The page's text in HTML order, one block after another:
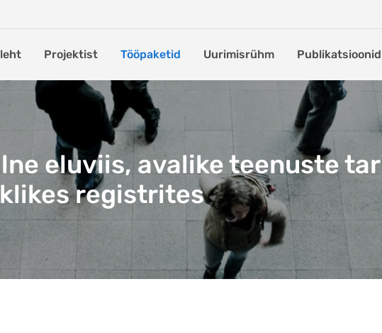
Projektist Tööpaketid Uurimisrühm Publikatsioonid
eluviis, avalike teenuste
registrites